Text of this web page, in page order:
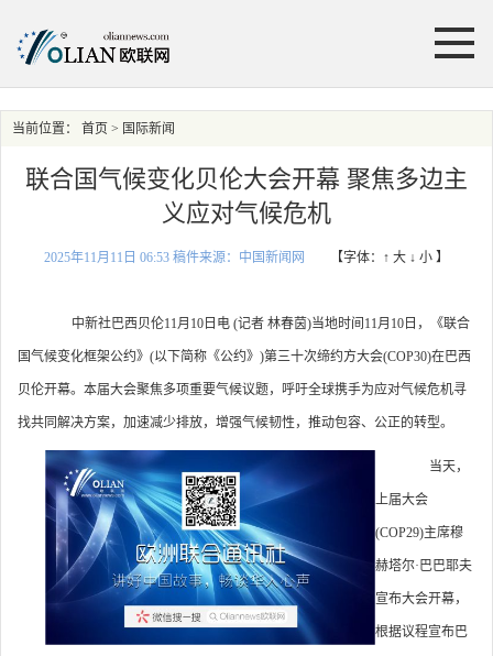
当前位置： 首页 > 国际新闻
联合国气候变化贝伦大会开幕 聚焦多边主
义应对气候危机
2025年11月11日 06:53 稿件来源：中国新闻网 【字体： ↑ 大 ↓ 小 】
中新社巴西贝伦11月10日电 (记者 林春茵)当地时间11月10日，《联合
国气候变化框架公约》(以下简称《公约》)第三十次缔约方大会(COP30)在巴西
贝伦开幕。本届大会聚焦多项重要气候议题，呼吁全球携手为应对气候危机寻
找共同解决方案，加速减少排放，增强气候韧性，推动包容、公正的转型。
当天，
上届大会
(COP29)主席穆
赫塔尔·巴巴耶夫
宣布大会开幕，
根据议程宣布巴